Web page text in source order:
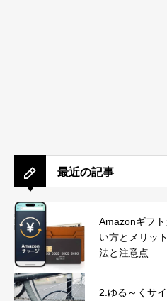
最近の記事
Amazonギフ
い方とメリッ
法と注意点
2.ゆる～くサ